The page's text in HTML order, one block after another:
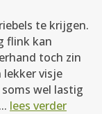
te krijgen.
flink kan
toch zin
visje
wel lastig
lees verder